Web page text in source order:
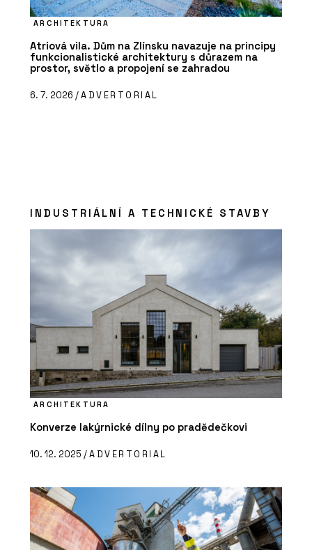
ARCHITEKTURA
Atriová vila. Dům na Zlínsku navazuje na principy
funkcionalistické architektury s důrazem na
prostor, světlo a propojení se zahradou
6. 7. 2026 /ADVERTORIAL
INDUSTRIÁLNÍ A TECHNICKÉ STAVBY
ARCHITEKTURA
Konverze lakýrnické dílny po pradědečkovi
10. 12. 2025 /ADVERTORIAL